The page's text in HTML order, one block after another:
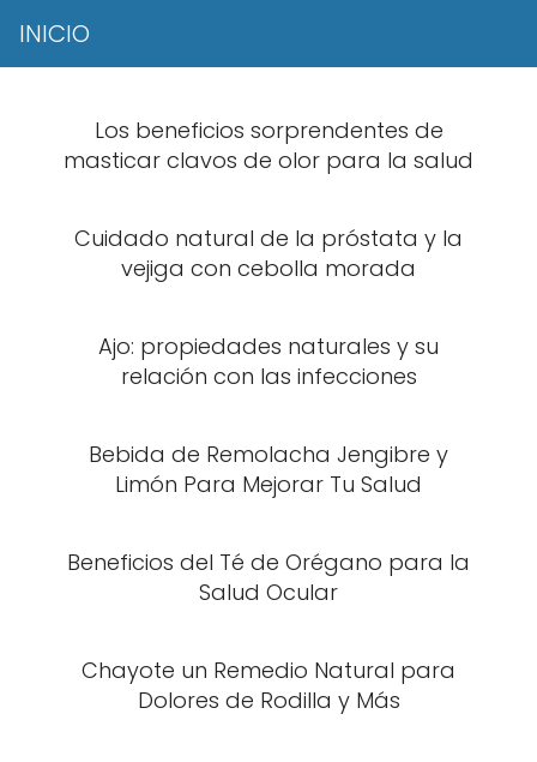
INICIO
Los beneficios sorprendentes de
masticar clavos de olor para la salud
Cuidado natural de la próstata y la
vejiga con cebolla morada
Ajo: propiedades naturales y su
relación con las infecciones
Bebida de Remolacha Jengibre y
Limón Para Mejorar Tu Salud
Beneficios del Té de Orégano para la
Salud Ocular
Chayote un Remedio Natural para
Dolores de Rodilla y Más